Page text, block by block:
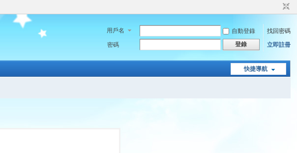
用戶名 自動登錄
找回密碼
密碼
登錄 立即註冊
快捷導航